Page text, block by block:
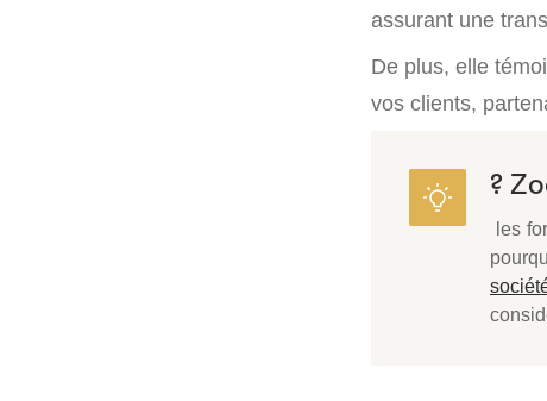
assurant une
De plus, elle
vos clients,
?
les